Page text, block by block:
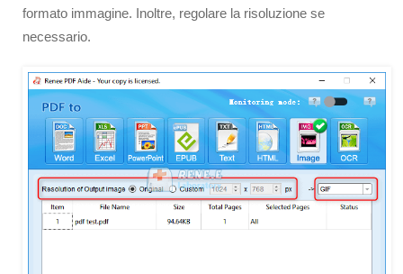
formato immagine. Inoltre, regolare la risoluzione se
necessario.